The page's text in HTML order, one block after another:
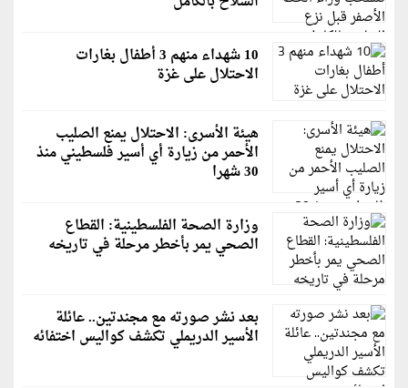
10 شهداء منهم 3 أطفال بغارات
الاحتلال على غزة
هيئة الأسرى: الاحتلال يمنع الصليب
الأحمر من زيارة أي أسير فلسطيني منذ
30 شهرا
وزارة الصحة الفلسطينية: القطاع
الصحي يمر بأخطر مرحلة في تاريخه
بعد نشر صورته مع مجندتين.. عائلة
الأسير الدريملي تكشف كواليس اختفائه